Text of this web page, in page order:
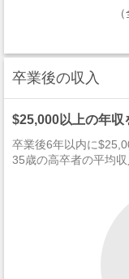
卒業後の収入
$25,000以上の年収
卒業後6年以内に
35歳の高卒者の平均